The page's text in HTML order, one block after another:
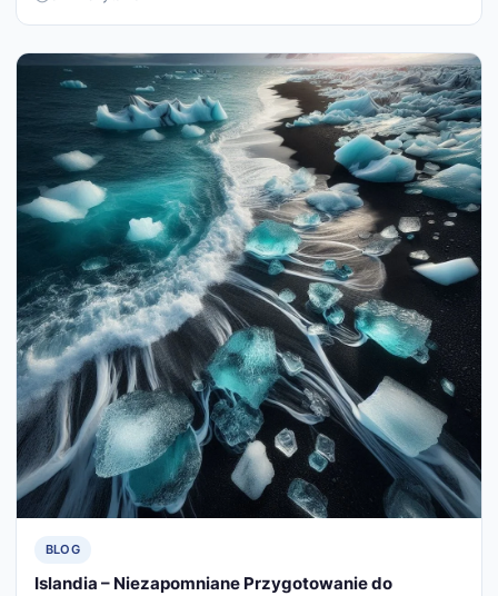
BLOG
Islandia – Niezapomniane Przygotowanie do